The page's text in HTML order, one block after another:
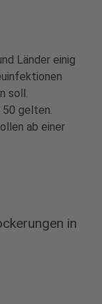
Länder einig
soll.
gelten.
ab einer
in